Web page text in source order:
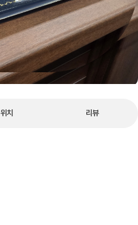
위치 리뷰